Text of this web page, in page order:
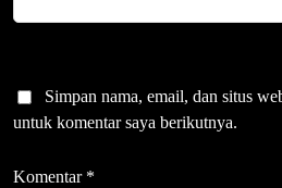
Simpan nama, email, dan situs
untuk komentar saya berikutnya.
Komentar *